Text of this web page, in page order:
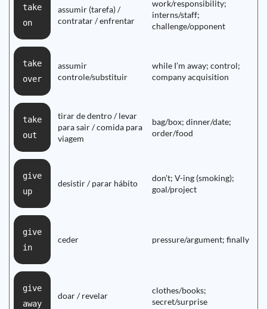
take
on
assumir (tarefa) /
contratar / enfrentar
work/responsibility;
interns/staff;
challenge/opponent
take
over
assumir
controle/substituir
while I’m away; control;
company acquisition
take
out
tirar de dentro / levar
para sair / comida para
viagem
bag/box; dinner/date;
order/food
give
up
desistir / parar hábito
don’t; V-ing (smoking);
goal/project
give
in
ceder pressure/argument; finally
give
away
doar / revelar
clothes/books;
secret/surprise